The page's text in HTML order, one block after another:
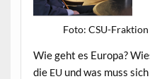
Foto: CSU-
Wie geht es Europa?
die EUund was muss